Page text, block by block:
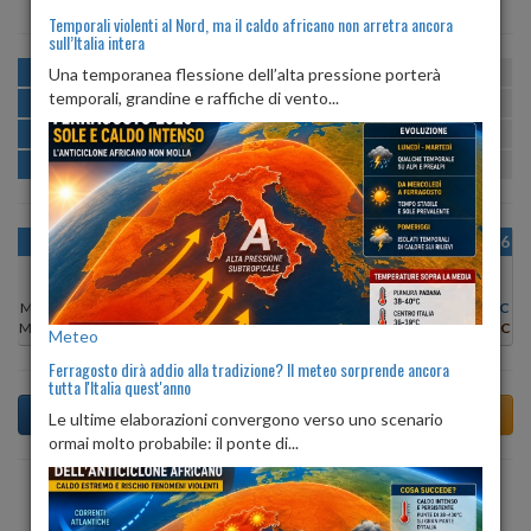
MATTINA min:23º max:30º U:
POMERIGGIO min:30º max:32º
SERA min:24º max:31º U:78% 82%
NOTTE min: 23º max:24º U:83%
OGGI
Min:
30°C
Max:33°C
MAR 11
Min:
Max:34°C
MER 12
Min:30°C
Max:33°C
GIO 13
Min:
31°C
Max:33°C
VEN 14
Max:32°C
SAB 15
Min:29°C
Max:32°C
DOM 16
29°C
Max:31°C
Previsioni del Tempo a Alliste tra 4 giorni
Temporali violenti al Nord, ma il caldo africano non arretra ancora
sull’Italia intera
Una temporanea flessione dell’alta pressione porterà
temporali, grandine e raffiche di vento...
Meteo
Ferragosto dirà addio alla tradizione? Il meteo sorprende ancora
tutta l'Italia quest'anno
Le ultime elaborazioni convergono verso uno scenario
ormai molto probabile: il ponte di...